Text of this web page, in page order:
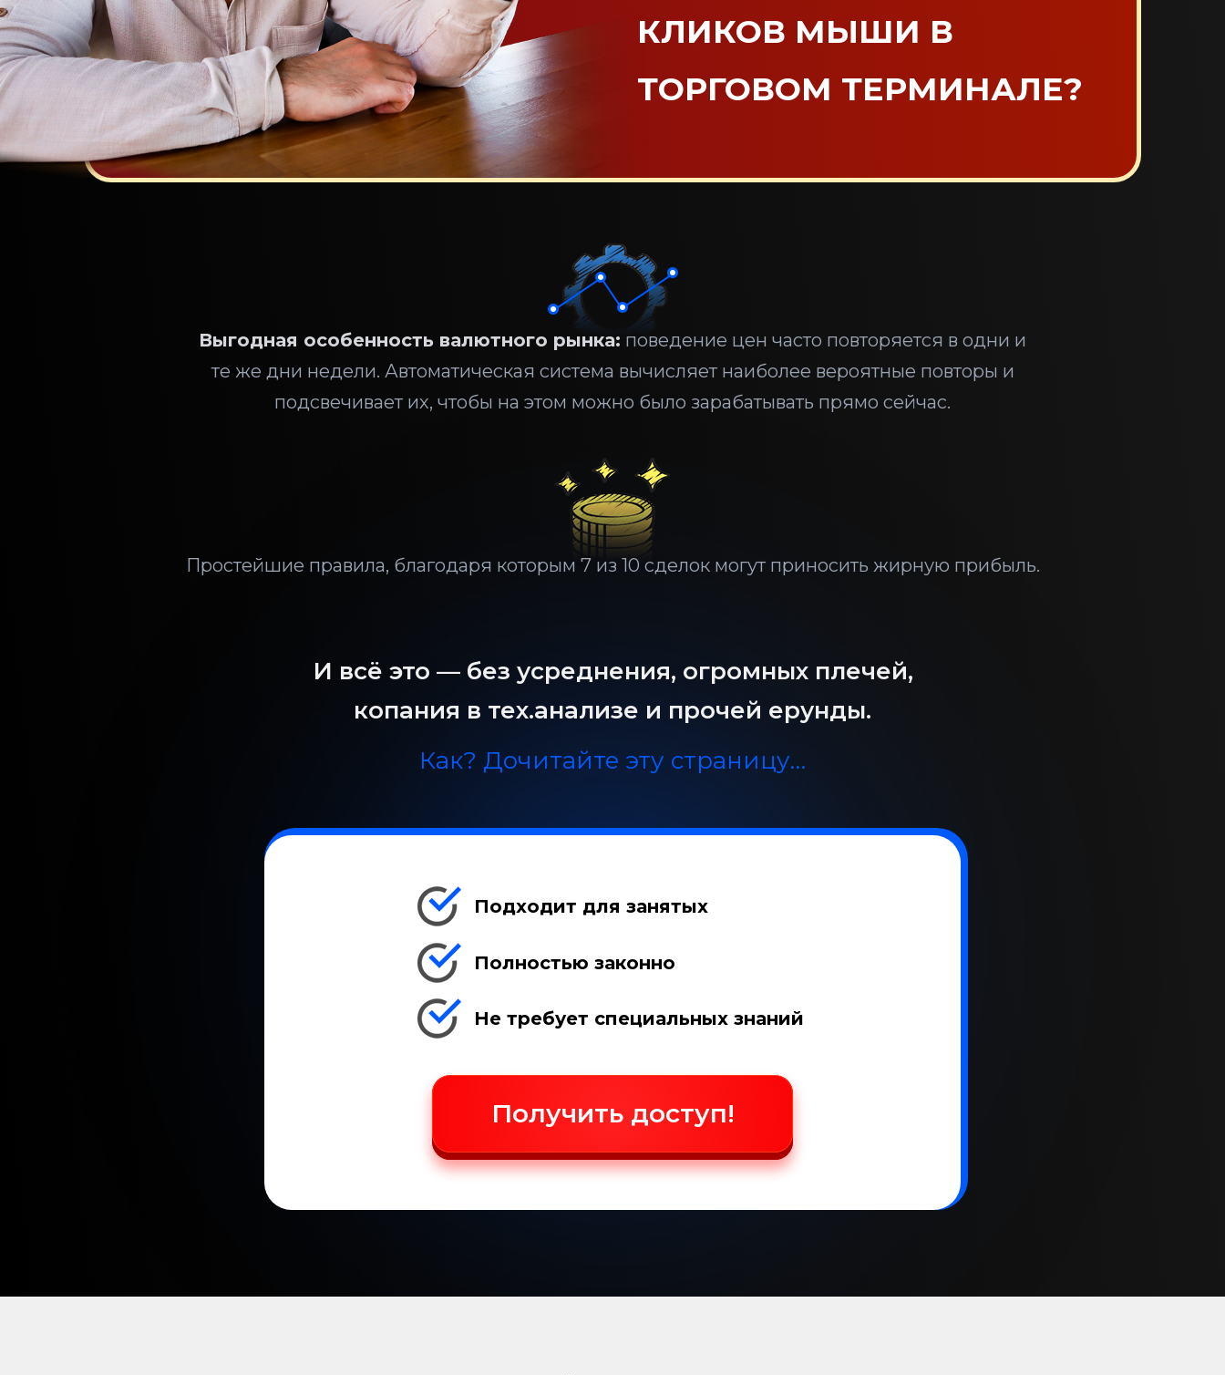
Выгодная особенность валютного рынка: поведение цен часто повторяется в одни и
те же дни недели. Автоматическая система вычисляет наиболее вероятные повторы и
подсвечивает их, чтобы на этом можно было зарабатывать прямо сейчас.
Простейшие правила, благодаря которым 7 из 10 сделок могут приносить жирную прибыль.
И всё это — без усреднения, огромных плечей,
копания в тех.анализе и прочей ерунды.
Как? Дочитайте эту страницу…
Подходит для занятых
Полностью законно
Не требует специальных знаний
Получить доступ!
КЛИКОВ МЫШИ В
ТОРГОВОМ ТЕРМИНАЛЕ?